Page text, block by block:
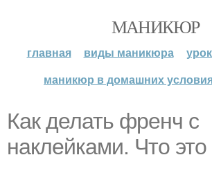
МАНИКЮР
главная виды маникюра
маникюр в домашних
Как делать френч с
наклейками. Что это